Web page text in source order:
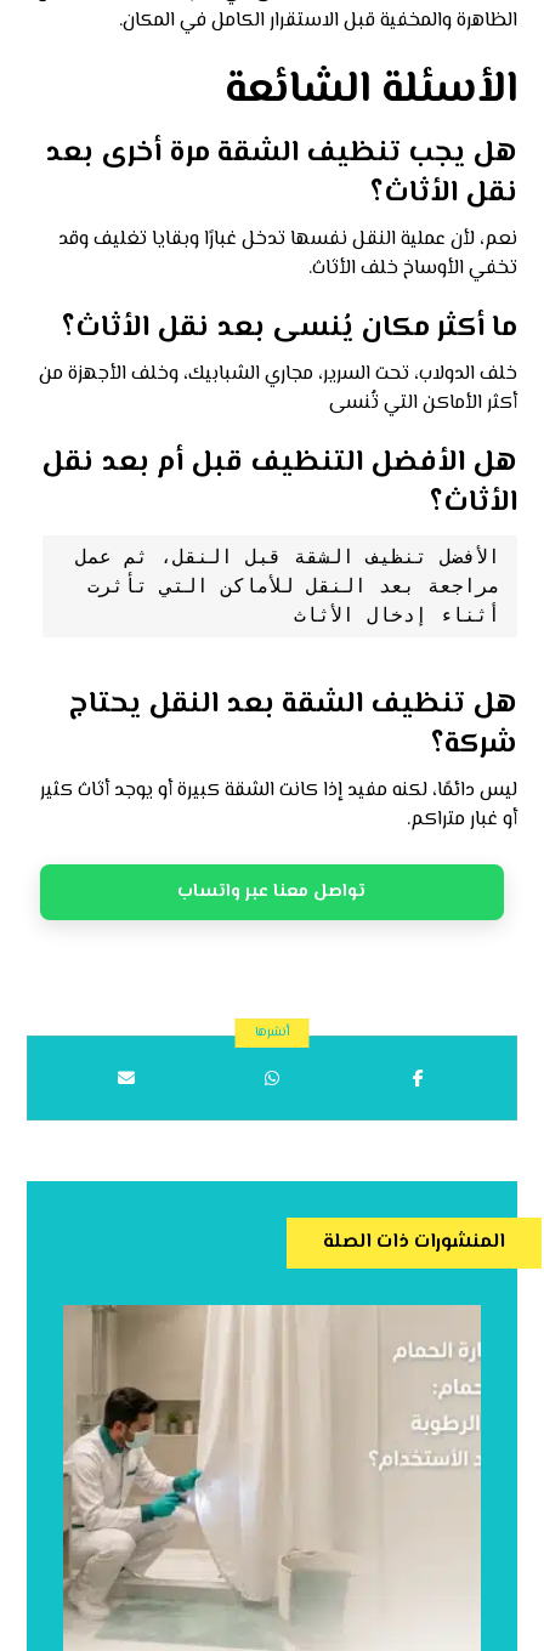
الظاهرة والمخفية قبل الاستقرار الكامل في المكان.
الأسئلة الشائعة
هل يجب تنظيف الشقة مرة أخرى بعد
نقل الأثاث؟
نعم، لأن عملية النقل نفسها تدخل غبارًا وبقايا تغليف وقد
تخفي الأوساخ خلف الأثاث.
ما أكثر مكان يُنسى بعد نقل الأثاث؟
خلف الدولاب، تحت السرير، مجاري الشبابيك، وخلف الأجهزة من
أكثر الأماكن التي تُنسى
هل الأفضل التنظيف قبل أم بعد نقل
الأثاث؟
أثناء إدخال الأثاث
هل تنظيف الشقة بعد النقل يحتاج
شركة؟
ليس دائمًا، لكنه مفيد إذا كانت الشقة كبيرة أو يوجد أثاث كثير
أو غبار متراكم.
تواصل معنا عبر واتساب
المنشورات ذات الصلة